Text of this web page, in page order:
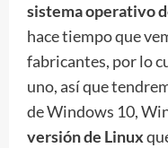
sistema operativo
hace tiempo que
fabricantes, por lo
uno, así que
de Windows 10,
versión de Linux